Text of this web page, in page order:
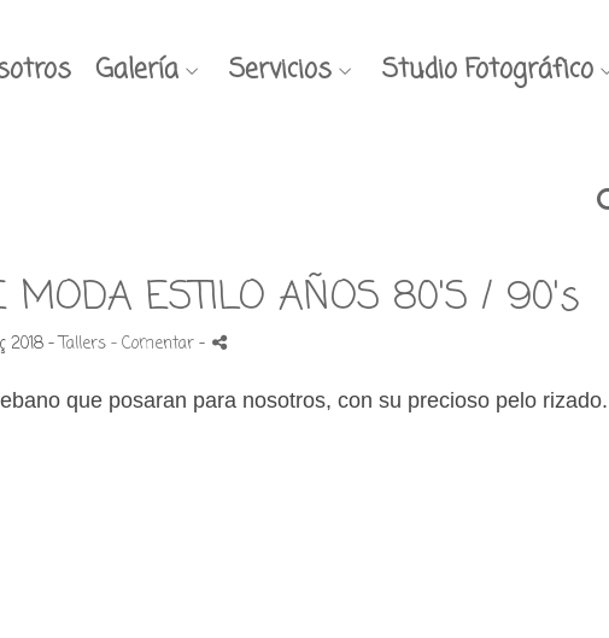
Galería Servicios Studio Fotográfico
MODA ESTILO AÑOS 80'S / 90's
2018 -Tallers - Comentar-
que posaran para nosotros, con su precioso pelo rizado.